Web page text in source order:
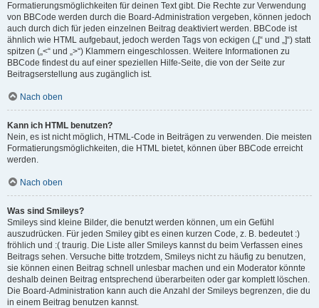
Formatierungsmöglichkeiten für deinen Text gibt. Die Rechte zur Verwendung
von BBCode werden durch die Board-Administration vergeben, können jedoch
auch durch dich für jeden einzelnen Beitrag deaktiviert werden. BBCode ist
ähnlich wie HTML aufgebaut, jedoch werden Tags von eckigen („[“ und „]“) statt
spitzen („<“ und „>“) Klammern eingeschlossen. Weitere Informationen zu
BBCode findest du auf einer speziellen Hilfe-Seite, die von der Seite zur
Beitragserstellung aus zugänglich ist.
Nach oben
Kann ich HTML benutzen?
Nein, es ist nicht möglich, HTML-Code in Beiträgen zu verwenden. Die meisten
Formatierungsmöglichkeiten, die HTML bietet, können über BBCode erreicht
werden.
Nach oben
Was sind Smileys?
Smileys sind kleine Bilder, die benutzt werden können, um ein Gefühl
auszudrücken. Für jeden Smiley gibt es einen kurzen Code, z. B. bedeutet :)
fröhlich und :( traurig. Die Liste aller Smileys kannst du beim Verfassen eines
Beitrags sehen. Versuche bitte trotzdem, Smileys nicht zu häufig zu benutzen,
sie können einen Beitrag schnell unlesbar machen und ein Moderator könnte
deshalb deinen Beitrag entsprechend überarbeiten oder gar komplett löschen.
Die Board-Administration kann auch die Anzahl der Smileys begrenzen, die du
in einem Beitrag benutzen kannst.